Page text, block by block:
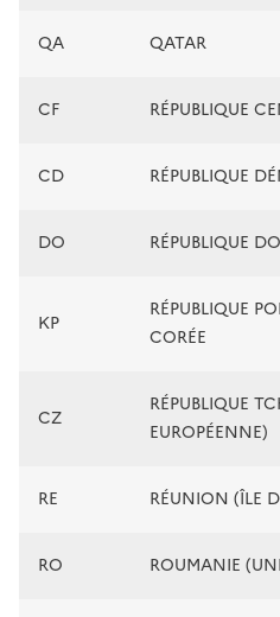
QA QATAR
CF RÉPUBLIQUE
CD RÉPUBLIQUE
DO RÉPUBLIQUE
KP
RÉPUBLIQUE
CORÉE
CZ
RÉPUBLIQUE
EUROPÉENNE)
RE RÉUNION (ÎLE
RO ROUMANIE